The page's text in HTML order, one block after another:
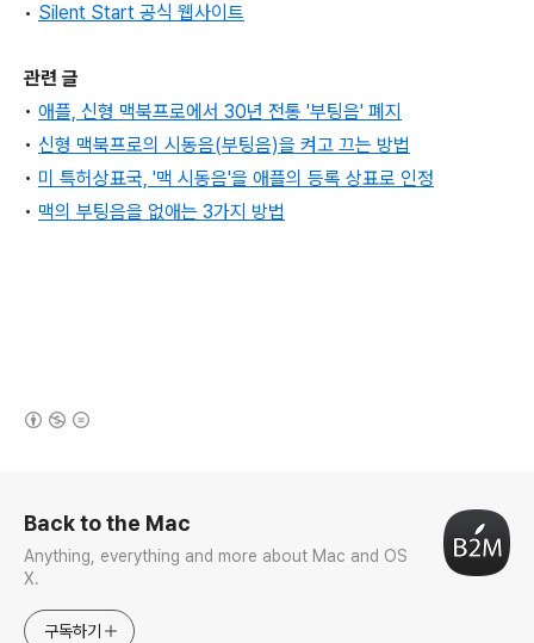
• Silent Start 공식 웹사이트
관련 글
• 애플, 신형 맥북프로에서 30년 전통 '부팅음' 폐지
• 신형 맥북프로의 시동음(부팅음)을 켜고 끄는 방법
• 미 특허상표국, '맥 시동음'을 애플의 등록 상표로 인정
• 맥의 부팅음을 없애는 3가지 방법
Back to the Mac
Anything, everything and more about Mac and OS
X.
구독하기